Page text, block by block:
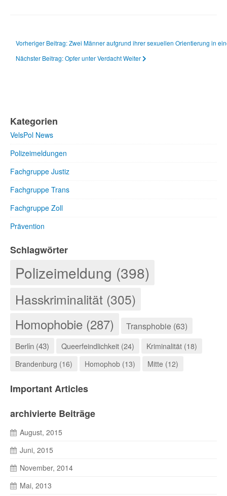
Vorheriger Beitrag: Zwei Männer aufgrund ihrer sexuellen Orientierung in
Nächster Beitrag: Opfer unter VerdachtWeiter
Kategorien
VelsPol News
Polizeimeldungen
Fachgruppe Justiz
Fachgruppe Trans
Fachgruppe Zoll
Prävention
Schlagwörter
Polizeimeldung (398)
Hasskriminalität (305)
Homophobie (287)
Transphobie (63)
Berlin (43) Queerfeindlichkeit (24)
Kriminalität (18)
Brandenburg (16)
Homophob (13) Mitte (12)
Important Articles
archivierte Beiträge
August, 2015
Juni, 2015
November, 2014
Mai, 2013